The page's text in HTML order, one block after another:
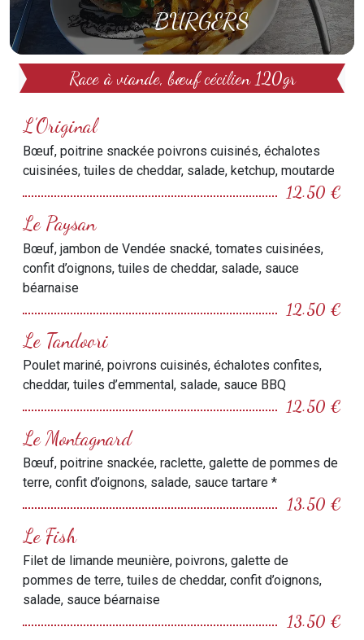
BURGERS
Race à viande, bœuf cécilien 120gr
L’Original
Bœuf, poitrine snackée poivrons cuisinés, échalotes
cuisinées, tuiles de cheddar, salade, ketchup, moutarde
12.50 €
Le Paysan
Bœuf, jambon de Vendée snacké, tomates cuisinées,
confit d’oignons, tuiles de cheddar, salade, sauce
béarnaise
12.50 €
Le Tandoori
Poulet mariné, poivrons cuisinés, échalotes confites,
cheddar, tuiles d’emmental, salade, sauce BBQ
12.50 €
Le Montagnard
Bœuf, poitrine snackée, raclette, galette de pommes de
terre, confit d’oignons, salade, sauce tartare *
13.50 €
Le Fish
Filet de limande meunière, poivrons, galette de
pommes de terre, tuiles de cheddar, confit d’oignons,
salade, sauce béarnaise
13.50 €